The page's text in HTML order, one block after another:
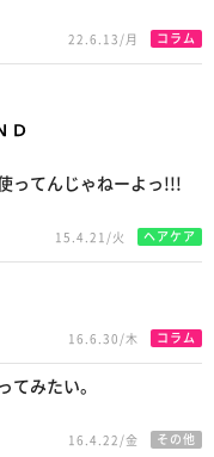
22.6.13/月 コラム
ってんじゃねーよっ!!!
15.4.21/火 ヘアケア
16.6.30/木 コラム
てみたい。
16.4.22/金 その他